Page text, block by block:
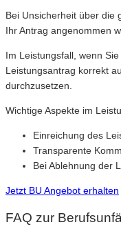
Bei Unsicherheit über die
Ihr Antrag angenommen
Im Leistungsfall, wenn
Leistungsantrag korrekt
durchzusetzen.
Wichtige Aspekte im
Einreichung des
Transparente
Bei Ablehnung der
Jetzt BU Angebot erhalten
FAQ zur